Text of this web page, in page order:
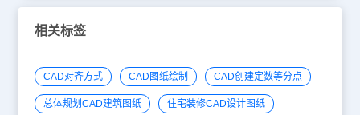
相关标签
CAD对齐方式 CAD图纸绘制 CAD创建定数等分点
总体规划CAD建筑图纸 住宅装修CAD设计图纸